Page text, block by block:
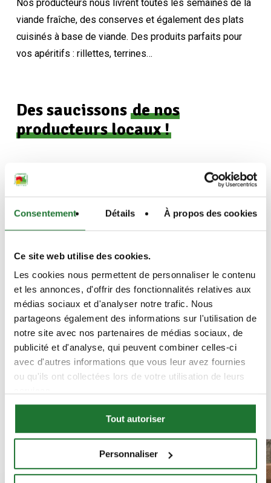
Consentement Détails À propos des cookies
Ce site web utilise des cookies.
Les cookies nous permettent de personnaliser le contenu
et les annonces, d'offrir des fonctionnalités relatives aux
médias sociaux et d'analyser notre trafic. Nous
partageons également des informations sur l'utilisation de
notre site avec nos partenaires de médias sociaux, de
publicité et d'analyse, qui peuvent combiner celles-ci
avec d'autres informations que vous leur avez fournies
ou qu'ils ont collectées lors de votre utilisation de leurs
Tout autoriser
Personnaliser
Nos producteurs nous livrent toutes les semaines de la
viande fraîche, des conserves et également des plats
cuisinés à base de viande. Des produits parfaits pour
vos apéritifs : rillettes, terrines…
Des saucissons de nos
producteurs locaux !
L’enseigne Terres Lyonnaises propose divers
saucissons de nos producteurs locaux ! Nos quatre
éleveurs de porc proposent une sélection de
saucissons fermiers. L’un d’entre eux propose des
des saucisses sèches. Nous travaillons également
avec un artisan transformateur dans les Monts du
Lyonnais, dont l’origine de la viande est garantie Rhône
Alpes.
Vous retrouverez dans les magasins Terres Lyonnaises
une large sélection, allant du pavé Lyonnais aux herbes,
au poivre ou nature à des saucissons, jésus ou rosette.
Et découvrez dans quelques magasins notre saucisson